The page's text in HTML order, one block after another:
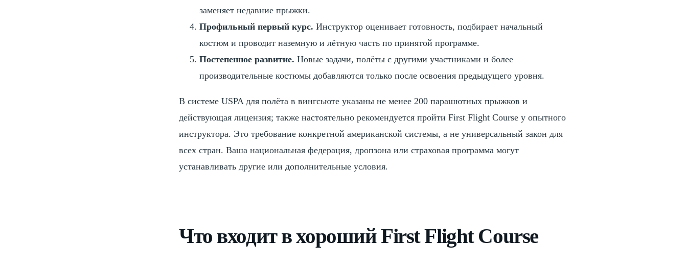
заменяет недавние прыжки.
Профильный первый курс. Инструктор оценивает готовность, подбирает начальный
костюм и проводит наземную и лётную часть по принятой программе.
Постепенное развитие. Новые задачи, полёты с другими участниками и более
производительные костюмы добавляются только после освоения предыдущего уровня.
В системе USPA для полёта в вингсьюте указаны не менее 200 парашютных прыжков и
действующая лицензия; также настоятельно рекомендуется пройти First Flight Course у опытного
инструктора. Это требование конкретной американской системы, а не универсальный закон для
всех стран. Ваша национальная федерация, дропзона или страховая программа могут
устанавливать другие или дополнительные условия.
Что входит в хороший First Flight Course